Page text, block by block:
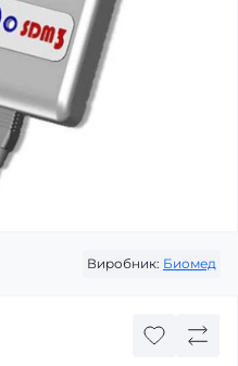
Виробник: Биомед